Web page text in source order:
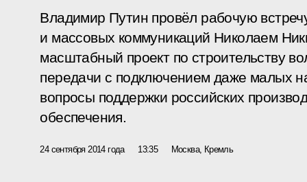
Владимир Путин провёл рабочую
и массовых коммуникаций Николаем
масштабный проект по строительству
передачи с подключением даже малых
вопросы поддержки российских
обеспечения.
24 сентября 2014 года 13:35 Москва, Кремль